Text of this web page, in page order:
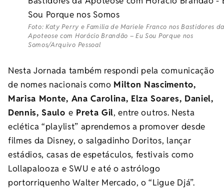
Foto: Katy Perry e Familia de Mariele Franco nos Bastidores
Apoteose com Horácio Brandão – Eu Sou Porque nos
Somos/Arquivo Pessoal
Nesta Jornada também respondi pela comunicação
de nomes nacionais como Milton Nascimento,
Marisa Monte, Ana Carolina, Elza Soares, Daniel,
Dennis, Saulo e Preta Gil, entre outros. Nesta
eclética “playlist” aprendemos a promover desde
filmes da Disney, o salgadinho Doritos, lançar
estádios, casas de espetáculos, festivais como
Lollapalooza e SWU e até o astrólogo
portorriquenho Walter Mercado, o “Ligue Djá”.